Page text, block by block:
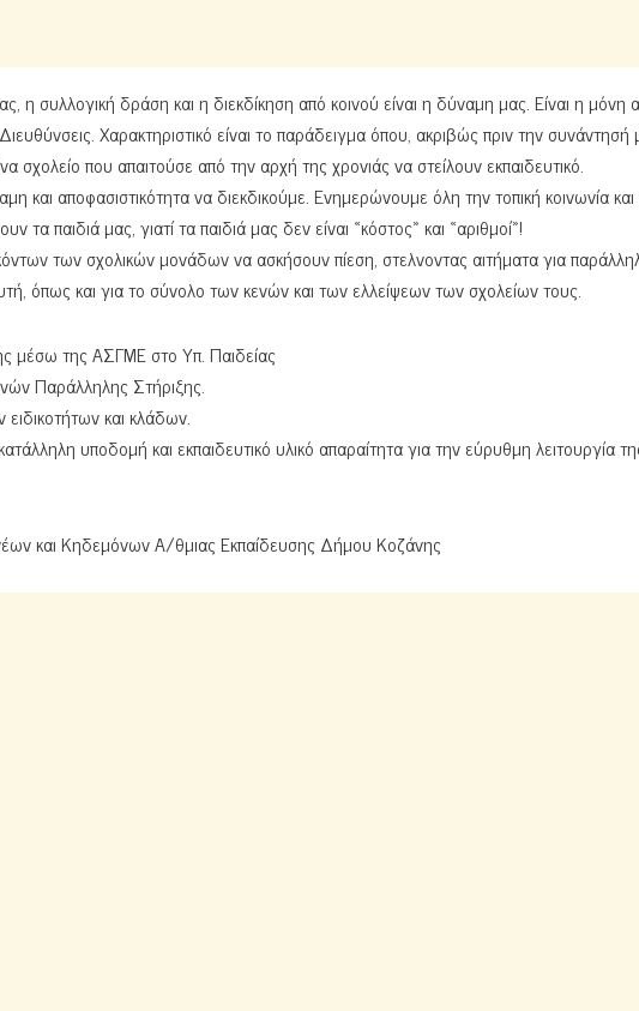
συλλογική δράση και η διεκδίκηση από κοινού είναι η δύναμη μας. Είναι η μόνη
Χαρακτηριστικό είναι το παράδειγμα όπου, ακριβώς πριν την
σχολείο που απαιτούσε από την αρχή της χρονιάς να στείλουν εκπαιδευτικό.
και αποφασιστικότητα να διεκδικούμε. Ενημερώνουμε όλη την τοπική κοινωνία και
τα παιδιά μας, γιατί τα παιδιά μας δεν είναι «κόστος» και «αριθμοί»!
των σχολικών μονάδων να ασκήσουν πίεση, στελνοντας αιτήματα για
όπως και για το σύνολο των κενών και των ελλείψεων των σχολείων τους.
μέσω της ΑΣΓΜΕ στο Υπ. Παιδείας
Παράλληλης Στήριξης.
και κλάδων.
υποδομή και εκπαιδευτικό υλικό απαραίτητα για την εύρυθμη λειτουργία
και Κηδεμόνων Α/θμιας Εκπαίδευσης Δήμου Κοζάνης